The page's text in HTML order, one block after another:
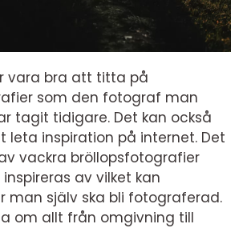
vara bra att titta på
som den fotograf man
tagit tidigare. Det kan också
leta inspiration på internet. Det
vackra bröllopsfotografier
av vilket kan
man själv ska bli fotograferad.
om allt från omgivning till